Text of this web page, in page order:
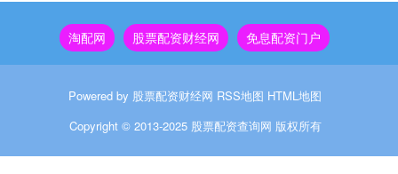
淘配网 股票配资财经网 免息配资门户
Powered by 股票配资财经网 RSS地图 HTML地图
Copyright © 2013-2025 股票配资查询网 版权所有